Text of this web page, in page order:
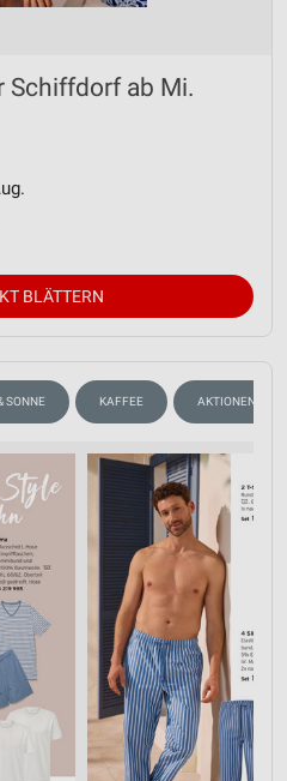
Schiffdorf ab Mi.
BLÄTTERN
SONNE KAFFEE AKTIONEN,